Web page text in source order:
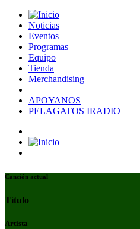
Noticias
Eventos
Programas
Equipo
Tienda
Merchandising
APOYANOS
PELAGATOS IRADIO
Canción actual
Título
Artista